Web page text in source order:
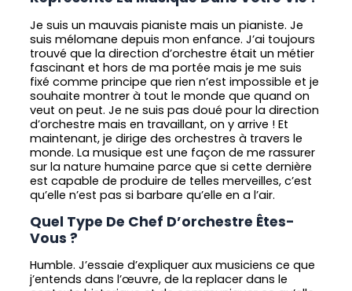
Je suis un mauvais pianiste mais un pianiste. Je
suis mélomane depuis mon enfance. J’ai toujours
trouvé que la direction d’orchestre était un métier
fascinant et hors de ma portée mais je me suis
fixé comme principe que rien n’est impossible et je
souhaite montrer à tout le monde que quand on
veut on peut. Je ne suis pas doué pour la direction
d’orchestre mais en travaillant, on y arrive ! Et
maintenant, je dirige des orchestres à travers le
monde. La musique est une façon de me rassurer
sur la nature humaine parce que si cette dernière
est capable de produire de telles merveilles, c’est
qu’elle n’est pas si barbare qu’elle en a l’air.
Quel Type De Chef D’orchestre Êtes-
Vous ?
Humble. J’essaie d’expliquer aux musiciens ce que
j’entends dans l’œuvre, de la replacer dans le